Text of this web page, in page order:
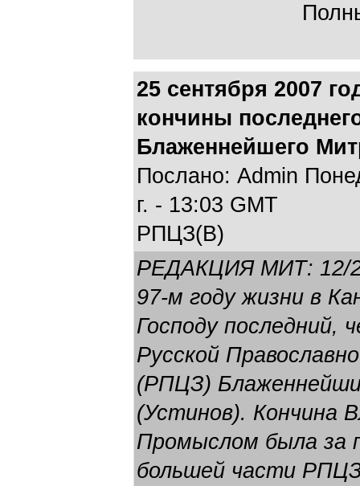
25 сентября 2007
кончины
Блаженнейшего
Послано: Admin
г. - 13:03 GMT
РПЦЗ(В)
РЕДАКЦИЯ МИТ: 12/
97-м году жизни в
Господу последний,
Русской
(РПЦЗ)
(Устинов). Кончина
Промыслом была за
большей части